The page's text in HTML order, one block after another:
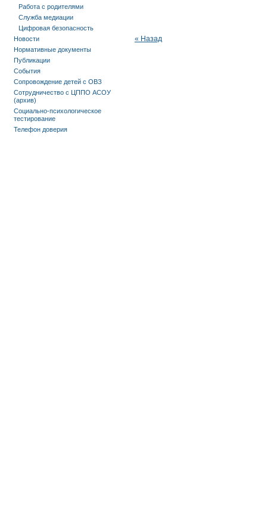
« Назад
Работа с родителями
Служба медиации
Цифровая безопасность
Новости
Нормативные документы
Публикации
События
Сопровождение детей с ОВЗ
Сотрудничество с ЦППО АСОУ
(архив)
Социально-психологическое
тестирование
Телефон доверия